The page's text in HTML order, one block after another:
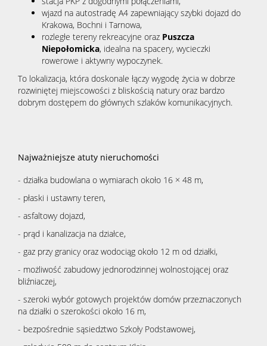
wjazd na autostradę A4 zapewniający szybki dojazd do
Krakowa, Bochni i Tarnowa,
rozległe tereny rekreacyjne oraz Puszcza
Niepołomicka, idealna na spacery, wycieczki
rowerowe i aktywny wypoczynek.
To lokalizacja, która doskonale łączy wygodę życia w dobrze
rozwiniętej miejscowości z bliskością natury oraz bardzo
dobrym dostępem do głównych szlaków komunikacyjnych.
Najważniejsze atuty nieruchomości
- działka budowlana o wymiarach około 16 × 48 m,
- płaski i ustawny teren,
- asfaltowy dojazd,
- prąd i kanalizacja na działce,
- gaz przy granicy oraz wodociąg około 12 m od działki,
- możliwość zabudowy jednorodzinnej wolnostojącej oraz
bliźniaczej,
- szeroki wybór gotowych projektów domów przeznaczonych
na działki o szerokości około 16 m,
- bezpośrednie sąsiedztwo Szkoły Podstawowej,